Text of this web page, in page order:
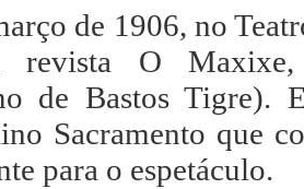
de 1906, no
revista O
de Bastos Tigre).
Sacramento que
para o espetáculo.